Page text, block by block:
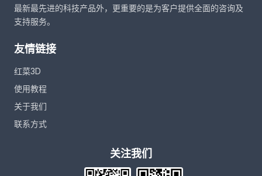
最新最先进的科技产品外，更重要的是为客户提供全面的咨询及
支持服务。
友情链接
红菜3D
使用教程
关于我们
联系方式
关注我们